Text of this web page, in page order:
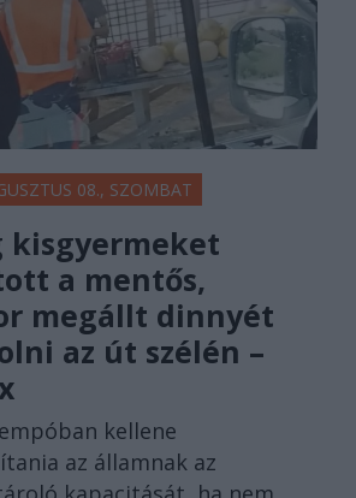
08., SZOMBAT
kisgyermeket
a mentős,
megállt dinnyét
az út szélén –
kellene
az államnak az